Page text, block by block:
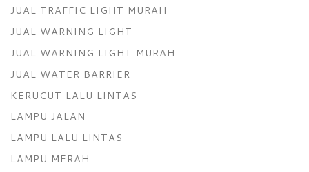
JUAL TRAFFIC LIGHT MURAH
JUAL WARNING LIGHT
JUAL WARNING LIGHT MURAH
JUAL WATER BARRIER
KERUCUT LALU LINTAS
LAMPU JALAN
LAMPU LALU LINTAS
LAMPU MERAH